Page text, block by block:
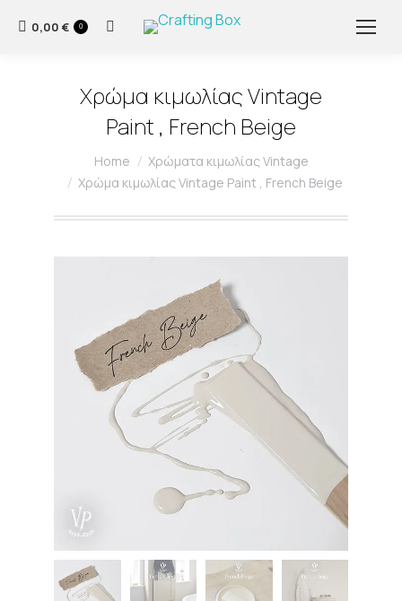
0,00 € 0 Search:
Χρώμα κιμωλίας Vintage
Paint , French Beige
You are here:
Home
Χρώματα κιμωλίας Vintage
Χρώμα κιμωλίας Vintage Paint , French Beige